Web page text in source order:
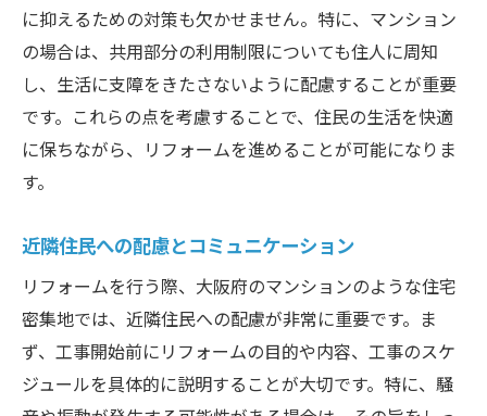
に抑えるための対策も欠かせません。特に、マンション
の場合は、共用部分の利用制限についても住人に周知
し、生活に支障をきたさないように配慮することが重要
です。これらの点を考慮することで、住民の生活を快適
に保ちながら、リフォームを進めることが可能になりま
す。
近隣住民への配慮とコミュニケーション
リフォームを行う際、大阪府のマンションのような住宅
密集地では、近隣住民への配慮が非常に重要です。ま
ず、工事開始前にリフォームの目的や内容、工事のスケ
ジュールを具体的に説明することが大切です。特に、騒